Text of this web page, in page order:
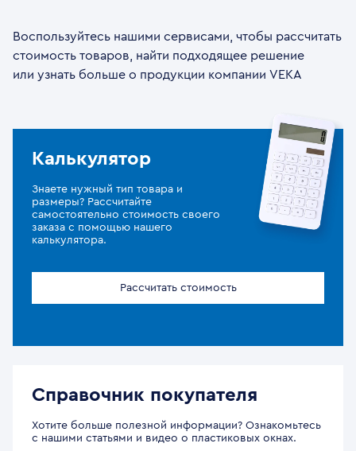
Воспользуйтесь нашими сервисами, чтобы рассчитать
стоимость товаров, найти подходящее решение
или узнать больше о продукции компании VEKA
Калькулятор
Знаете нужный тип товара и
размеры? Рассчитайте
самостоятельно стоимость своего
заказа с помощью нашего
калькулятора.
Рассчитать стоимость
Справочник покупателя
Хотите больше полезной информации? Ознакомьтесь
с нашими статьями и видео о пластиковых окнах.